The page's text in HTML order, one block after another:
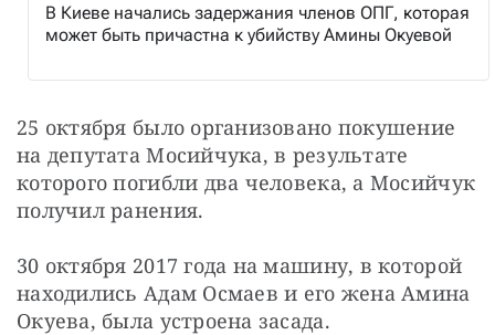
В Киеве начались задержания членов ОПГ, которая
может быть причастна к убийству Амины Окуевой
25 октября было организовано покушение
на депутата Мосийчука, в результате
которого погибли два человека, а Мосийчук
получил ранения.
30 октября 2017 года на машину, в которой
находились Адам Осмаев и его жена Амина
Окуева, была устроена засада.